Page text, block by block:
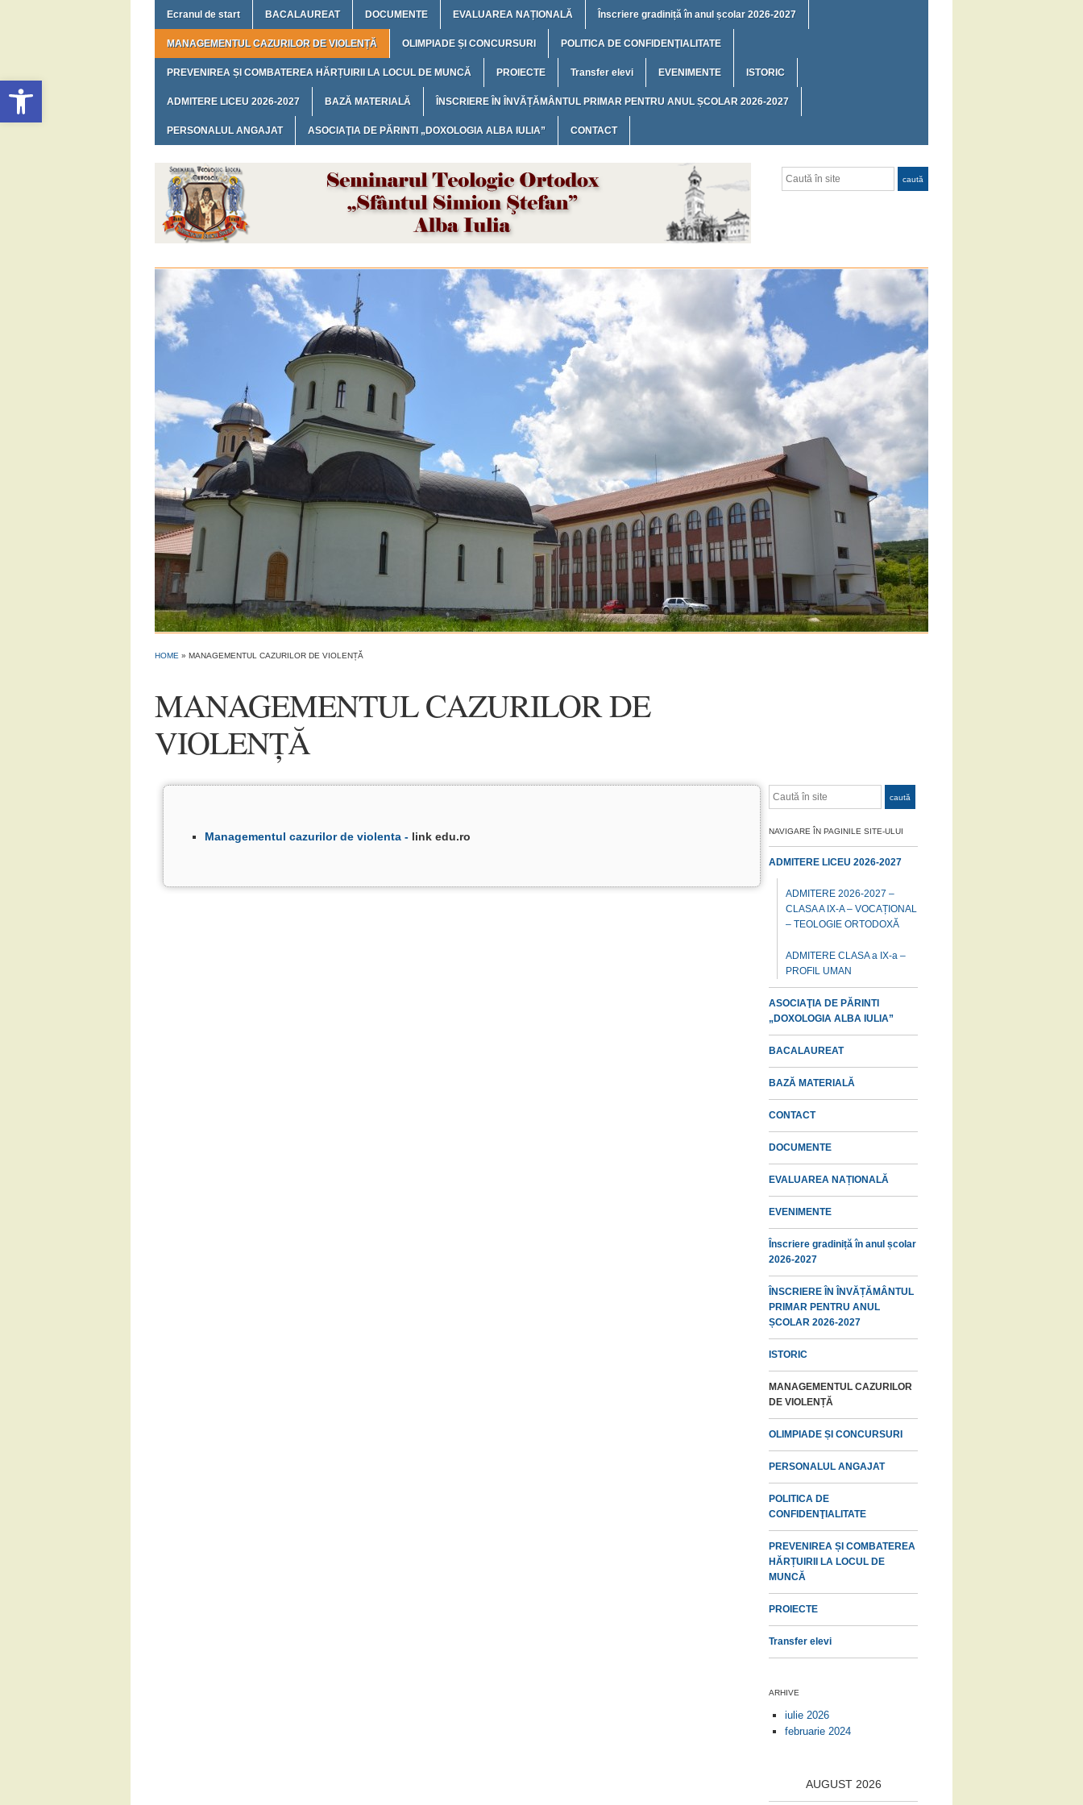
Deschide bara de unelte
Ecranul de start BACALAUREAT DOCUMENTE EVALUAREA NAȚIONALĂ Înscriere gradiniță în anul școlar 2026-2027
MANAGEMENTUL CAZURILOR DE VIOLENȚĂ OLIMPIADE ȘI CONCURSURI POLITICA DE CONFIDENŢIALITATE
PREVENIREA ȘI COMBATEREA HĂRȚUIRII LA LOCUL DE MUNCĂ PROIECTE Transfer elevi EVENIMENTE ISTORIC
ADMITERE LICEU 2026-2027 BAZĂ MATERIALĂ ÎNSCRIERE ÎN ÎNVĂȚĂMÂNTUL PRIMAR PENTRU ANUL ȘCOLAR 2026-2027
PERSONALUL ANGAJAT ASOCIAŢIA DE PĂRINTI „DOXOLOGIA ALBA IULIA” CONTACT
Caută caută
HOME » MANAGEMENTUL CAZURILOR DE VIOLENȚĂ
MANAGEMENTUL CAZURILOR DE
VIOLENȚĂ
Managementul cazurilor de violenta - link edu.ro
Caută caută
NAVIGARE ÎN PAGINILE SITE-ULUI
ADMITERE LICEU 2026-2027
ADMITERE 2026-2027 –
CLASA A IX-A – VOCAȚIONAL
– TEOLOGIE ORTODOXĂ
ADMITERE CLASA a IX-a –
PROFIL UMAN
ASOCIAŢIA DE PĂRINTI
„DOXOLOGIA ALBA IULIA”
BACALAUREAT
BAZĂ MATERIALĂ
CONTACT
DOCUMENTE
EVALUAREA NAȚIONALĂ
EVENIMENTE
Înscriere gradiniță în anul școlar
2026-2027
ÎNSCRIERE ÎN ÎNVĂȚĂMÂNTUL
PRIMAR PENTRU ANUL
ȘCOLAR 2026-2027
ISTORIC
MANAGEMENTUL CAZURILOR
DE VIOLENȚĂ
OLIMPIADE ȘI CONCURSURI
PERSONALUL ANGAJAT
POLITICA DE
CONFIDENŢIALITATE
PREVENIREA ȘI COMBATEREA
HĂRȚUIRII LA LOCUL DE
MUNCĂ
PROIECTE
Transfer elevi
ARHIVE
iulie 2026
februarie 2024
AUGUST 2026